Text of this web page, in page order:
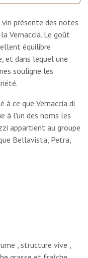
présente des notes
Vernaccia. Le goût
équilibre
et dans lequel une
souligne les
à ce que Vernaccia di
à l'un des noms les
appartient au groupe
Bellavista, Petra,
, structure vive ,